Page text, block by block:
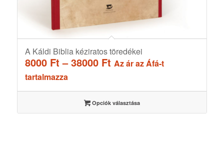
A Káldi Biblia kéziratos töredékei
8000 Ft – 38000 FtÁrtartomány:
38000 Ft
Az ár az Áfá-t
tartalmazza
Opciók választása